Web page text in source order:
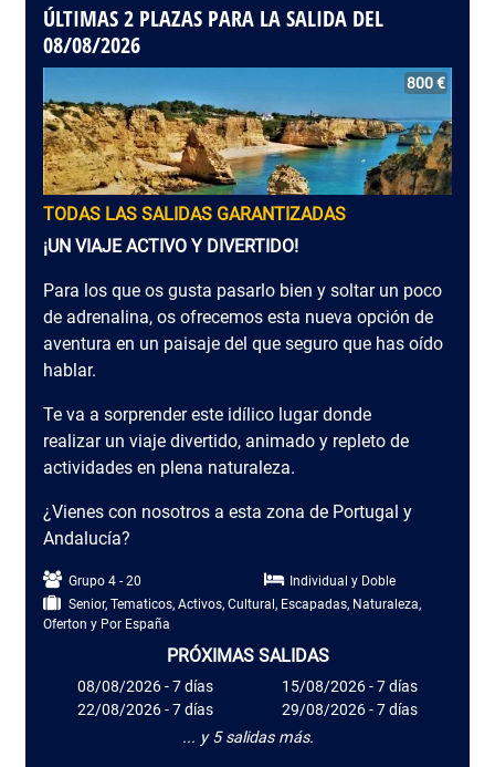
ÚLTIMAS 2 PLAZAS PARA LA SALIDA DEL
08/08/2026
800 €
TODAS LAS SALIDAS GARANTIZADAS
¡UN VIAJE ACTIVO Y DIVERTIDO!
Para los que os gusta pasarlo bien y soltar un poco
de adrenalina, os ofrecemos esta nueva opción de
aventura en un paisaje del que seguro que has oído
hablar.
Te va a sorprender este idílico lugar donde
realizar un viaje divertido, animado y repleto de
actividades en plena naturaleza.
¿Vienes con nosotros a esta zona de Portugal y
Andalucía?
Grupo 4 - 20
Individual y Doble
Senior, Tematicos, Activos, Cultural, Escapadas, Naturaleza,
Oferton y Por España
PRÓXIMAS SALIDAS
08/08/2026 - 7 días
15/08/2026 - 7 días
22/08/2026 - 7 días
29/08/2026 - 7 días
... y 5 salidas más.